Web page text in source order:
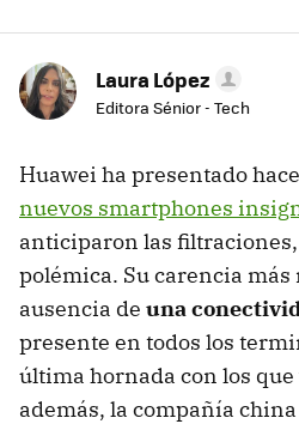
Laura López
Editora Sénior - Tech
Huawei ha presentado
nuevos smartphones
anticiparon las
polémica. Su carencia más
ausencia de una
presente en todos los
última hornada con los que
además, la compañía